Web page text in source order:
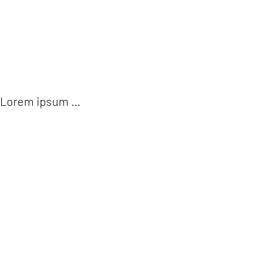
Lorem ipsum …